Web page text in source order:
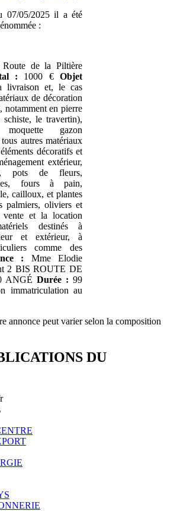
07/05/2025 il a été
:
de la Piltière
: 1000 €Objet
livraison et, le cas
de décoration
notamment en pierre
le travertin),
moquette gazon
autres matériaux
décoratifs et
extérieur,
pots de fleurs,
fours à pain,
cailloux, et plantes
palmiers, oliviers et
vente et la location
destinés à
et extérieur, à
comme des
: Mme Elodie
2 BIS ROUTE DE
ANGÉ Durée : 99
immatriculation au
annonce peut varier selon la composition
DU